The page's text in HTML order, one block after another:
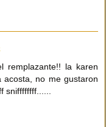
remplazante!! la karen
acosta, no me gustaron
sniffffffff......